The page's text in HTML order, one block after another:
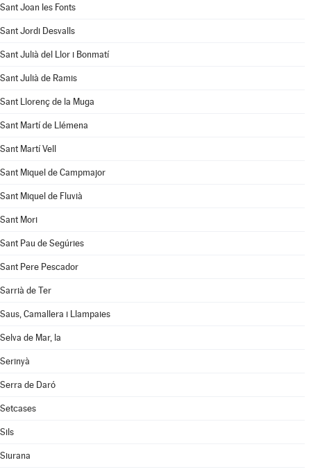
Sant Joan les Fonts
Sant Jordi Desvalls
Sant Julià del Llor i Bonmatí
Sant Julià de Ramis
Sant Llorenç de la Muga
Sant Martí de Llémena
Sant Martí Vell
Sant Miquel de Campmajor
Sant Miquel de Fluvià
Sant Mori
Sant Pau de Segúries
Sant Pere Pescador
Sarrià de Ter
Saus, Camallera i Llampaies
Selva de Mar, la
Serinyà
Serra de Daró
Setcases
Sils
Siurana